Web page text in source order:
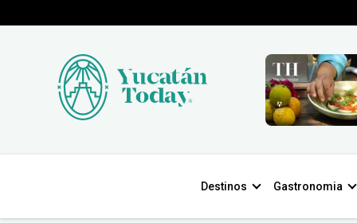
Destinos Gastronomia